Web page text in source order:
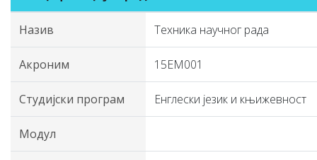
Назив Техника научног рада
Акроним 15ЕМ001
Студијски програм Енглески језик и књижевност
Модул